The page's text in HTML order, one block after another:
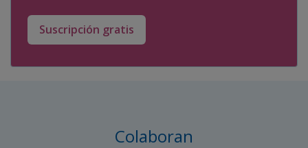
Suscripción gratis
Colaboran